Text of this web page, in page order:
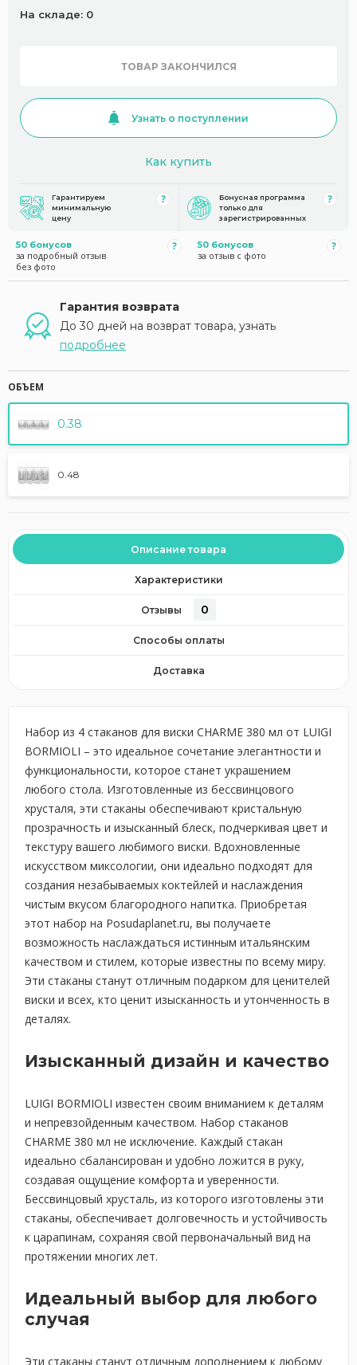
На складе: 0
ТОВАР ЗАКОНЧИЛСЯ
Узнать о поступлении
Как купить
Гарантируем
минимальную
цену
Бонусная программа
только для
зарегистрированных
50 бонусов
за подробный отзыв
без фото
50 бонусов
за отзыв с фото
Гарантия возврата
До 30 дней на возврат товара, узнать
подробнее
ОБЪЕМ
0.38
0.48
Описание товара
Характеристики
Отзывы 0
Способы оплаты
Доставка
Набор из 4 стаканов для виски CHARME 380 мл от LUIGI
BORMIOLI – это идеальное сочетание элегантности и
функциональности, которое станет украшением
любого стола. Изготовленные из бессвинцового
хрусталя, эти стаканы обеспечивают кристальную
прозрачность и изысканный блеск, подчеркивая цвет и
текстуру вашего любимого виски. Вдохновленные
искусством миксологии, они идеально подходят для
создания незабываемых коктейлей и наслаждения
чистым вкусом благородного напитка. Приобретая
этот набор на Posudaplanet.ru, вы получаете
возможность наслаждаться истинным итальянским
качеством и стилем, которые известны по всему миру.
Эти стаканы станут отличным подарком для ценителей
виски и всех, кто ценит изысканность и утонченность в
деталях.
Изысканный дизайн и качество
LUIGI BORMIOLI известен своим вниманием к деталям
и непревзойденным качеством. Набор стаканов
CHARME 380 мл не исключение. Каждый стакан
идеально сбалансирован и удобно ложится в руку,
создавая ощущение комфорта и уверенности.
Бессвинцовый хрусталь, из которого изготовлены эти
стаканы, обеспечивает долговечность и устойчивость
к царапинам, сохраняя свой первоначальный вид на
протяжении многих лет.
Идеальный выбор для любого
случая
Эти стаканы станут отличным дополнением к любому